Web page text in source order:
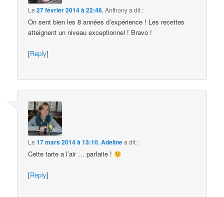
Le27 février 2014 à 22:46,Anthonya dit :
On sent bien les 8 années d’expérience ! Les recettes
atteignent un niveau exceptionnel ! Bravo !
[Reply]
Le17 mars 2014 à 13:10,Adelinea dit :
Cette tarte a l’air … parfaite !
[Reply]